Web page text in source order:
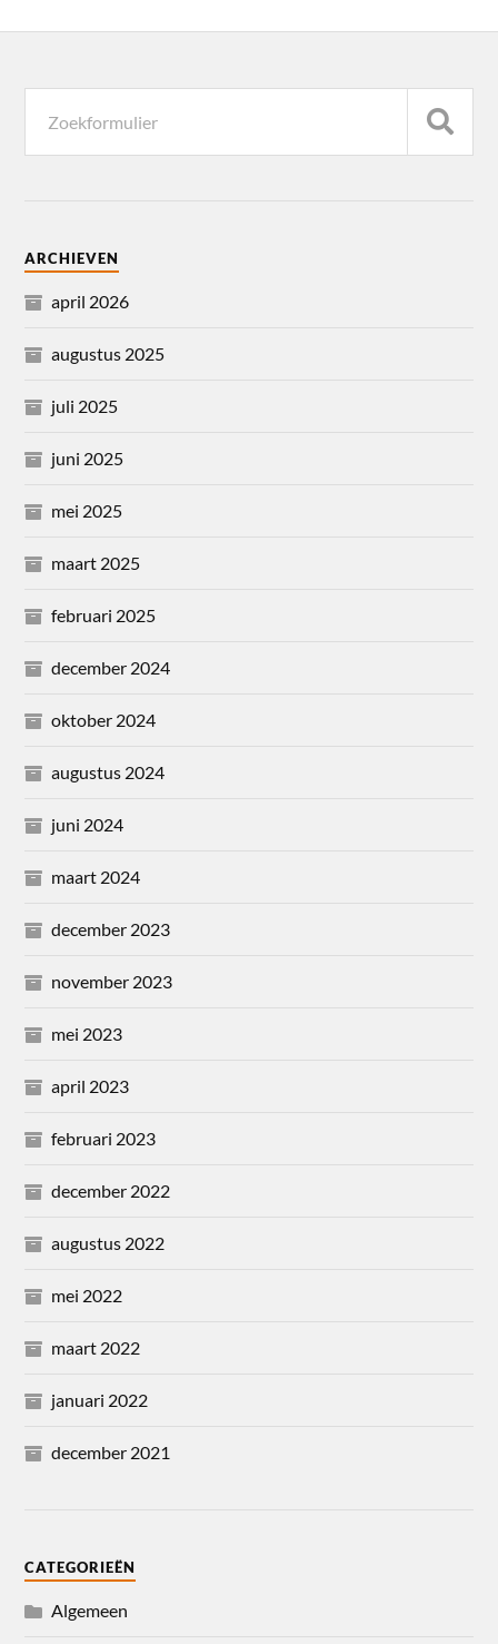
ARCHIEVEN
april 2026
augustus 2025
juli 2025
juni 2025
mei 2025
maart 2025
februari 2025
december 2024
oktober 2024
augustus 2024
juni 2024
maart 2024
december 2023
november 2023
mei 2023
april 2023
februari 2023
december 2022
augustus 2022
mei 2022
maart 2022
januari 2022
december 2021
CATEGORIEËN
Algemeen